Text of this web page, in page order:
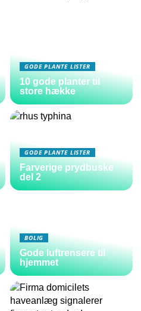
GODE PLANTE LISTER
10 gode planter til
store hække
GODE PLANTE LISTER
Farverige prydbuske
del 2
BOLIG
Gode luftrensere til
hjemmet